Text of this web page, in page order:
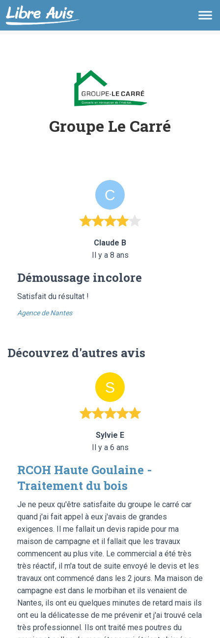
Groupe Le Carré
Claude B
Il y a 8 ans
Démoussage incolore
Satisfait du résultat !
Agence de Nantes
Découvrez d'autres avis
Sylvie E
Il y a 6 ans
RCOH Haute Goulaine -
Traitement du bois
Je ne peux qu'être satisfaite du groupe le carré car
quand j'ai fait appel à eux j'avais de grandes
exigences. Il me fallait un devis rapide pour ma
maison de campagne et il fallait que les travaux
commencent au plus vite. Le commercial a été très
très réactif, il m'a tout de suite envoyé le devis et les
travaux ont commencé dans les 2 jours. Ma maison de
campagne est dans le morbihan et ils venaient de
Nantes, ils ont eu quelques minutes de retard mais ils
ont eu la délicatesse de me prévenir et j'ai trouvé cela
très professionnel. Ils ont traité mes poutres du